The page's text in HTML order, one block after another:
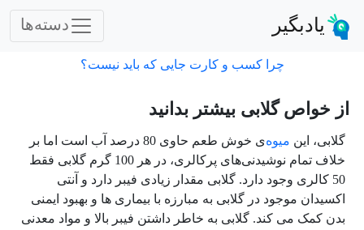
یادبگیر دسته‌ها
چرا کسب و کارت جایی که باید نیست؟
از خواص گلابی بیشتر بدانید
گلابی، این میوه‌
ی خوش طعم حاوی 80 درصد آب است اما بر
خلاف تمام نوشیدنی‌های پرکالری، در هر 100 گرم گلابی فقط
50 کالری وجود دارد. گلابی مقدار زیادی فیبر دارد و آنتی
اکسیدان موجود در گلابی به مبارزه با بیماری ها و بهبود ایمنی
بدن کمک می کند. گلابی به خاطر داشتن فیبر بالا و مواد معدنی